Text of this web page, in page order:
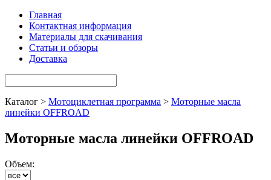
Главная
Контактная информация
Материалы для скачивания
Статьи и обзоры
Доставка
Каталог > Мотоциклетная программа > Моторные масла
линейки OFFROAD
Моторные масла линейки OFFROAD
Объем: